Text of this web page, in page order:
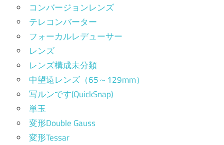
コンバージョンレンズ
テレコンバーター
フォーカルレデューサー
レンズ
レンズ構成未分類
中望遠レンズ（65～129mm）
写ルンです(QuickSnap)
単玉
変形Double Gauss
変形Tessar